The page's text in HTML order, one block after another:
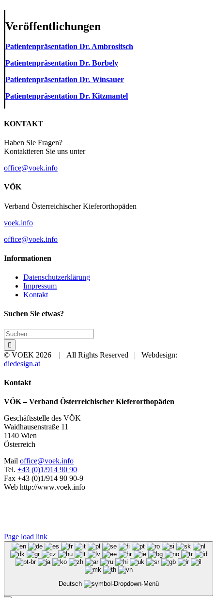
Veröffentlichungen
Patientenpräsentation Dr. Ambrositsch
Patientenpräsentation Dr. Borbely
Patientenpräsentation Dr. Winsauer
Patientenpräsentation Dr. Kitzmantel
KONTAKT
Haben Sie Fragen?
Kontaktieren Sie uns unter
ofni.
keov@
eciff
o
VÖK
Verband Österreichischer Kieferorthopäden
voek.info
ofni.
keov@
eciff
o
Informationen
Datenschutzerklärung
Impressum
Kontakt
Suchen Sie etwas?
Suche
nach:
© VOEK 2026 | All Rights Reserved | Webdesign:
diedesign.at
Toggle
Bar
Kontakt
VÖK – Verband Österreichischer Kieferorthopäden
Geschäftsstelle des VÖK
Waidhausenstraße 11
1140 Wien
Österreich
Mail
ofni.
keov@
eciff
o
Tel. +43 (0)1/914 90 90
Fax +43 (0)1/914 90 90-9
Web http://www.voek.info
Page load link
Deutsch